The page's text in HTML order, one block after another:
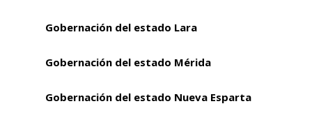
Gobernación del estado Lara
Gobernación del estado Mérida
Gobernación del estado Nueva Esparta